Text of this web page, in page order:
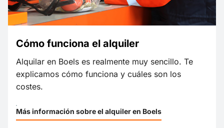
Cómo funciona el alquiler
Alquilar en Boels es realmente muy sencillo. Te
explicamos cómo funciona y cuáles son los
costes.
Más información sobre el alquiler en Boels